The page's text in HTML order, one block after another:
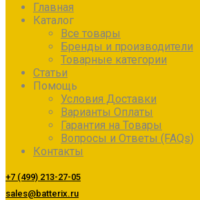
Главная
Каталог
Все товары
Бренды и производители
Товарные категории
Статьи
Помощь
Условия Доставки
Варианты Оплаты
Гарантия на Товары
Вопросы и Ответы (FAQs)
Контакты
+7 (499) 213-27-05
sales@batterix.ru